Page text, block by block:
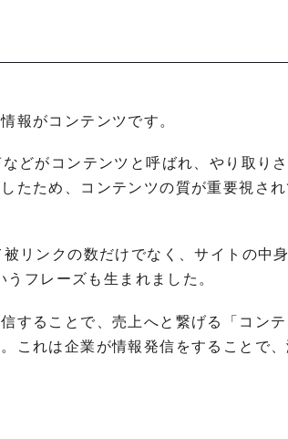
報がコンテンツです。
どがコンテンツと呼ばれ、やり取り
たため、コンテンツの質が重要視され
リンクの数だけでなく、サイトの中
フレーズも生まれました。
することで、売上へと繋げる「コンテ
これは企業が情報発信をすることで